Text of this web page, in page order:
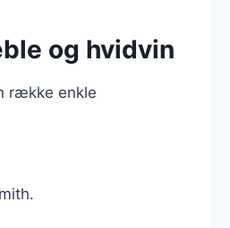
og hvidvin
række enkle